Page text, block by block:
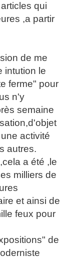
qui
,a partir
de me
intution le
ferme" pour
n'y
semaine
activité
autres.
a été ,le
milliers de
et ainsi de
feux pour
de